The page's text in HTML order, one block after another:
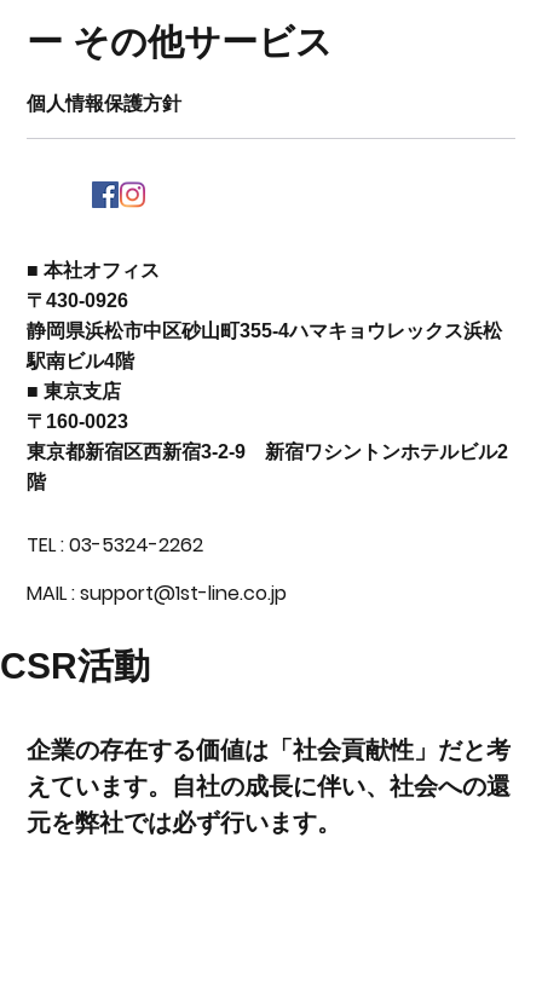
​CSR活動
​企業の存在する価値は「社会貢献性」だと考
えています。自社の成長に伴い、社会への還
元を弊社では必ず行います。
■ 本社オフィス
〒430-0926 ​
静岡県浜松市中区砂山町355-4ハマキョウレックス浜松
駅南ビル4階
■ 東京支店
〒160-0023 ​​
東京都新宿区西新宿3-2-9 新宿ワシントンホテルビル2
階
​ー その他サービス
TEL : 03-5324-2262
MAIL : support@1st-line.co.jp
個人情報保護方針